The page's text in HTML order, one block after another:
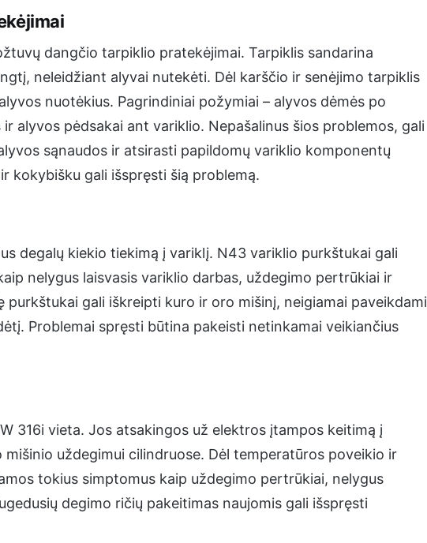
dangčio tarpiklio pratekėjimai. Tarpiklis sandarina
neleidžiant alyvai nutekėti. Dėl karščio ir senėjimo tarpiklis
nuotėkius. Pagrindiniai požymiai – alyvos dėmės po
alyvos pėdsakai ant variklio. Nepašalinus šios problemos, gali
sąnaudos ir atsirasti papildomų variklio komponentų
kokybišku gali išspręsti šią problemą.
degalų kiekio tiekimą į variklį. N43 variklio purkštukai gali
nelygus laisvasis variklio darbas, uždegimo pertrūkiai ir
purkštukai gali iškreipti kuro ir oro mišinį, neigiamai paveikdami
Problemai spręsti būtina pakeisti netinkamai veikiančius
316i vieta. Jos atsakingos už elektros įtampos keitimą į
uždegimui cilindruose. Dėl temperatūros poveikio ir
tokius simptomus kaip uždegimo pertrūkiai, nelygus
degimo ričių pakeitimas naujomis gali išspręsti